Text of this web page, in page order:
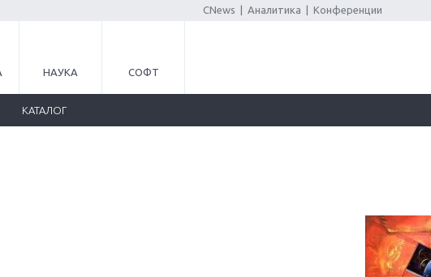
CNews Аналитика Конференции
НАУКА СОФТ
КАТАЛОГ